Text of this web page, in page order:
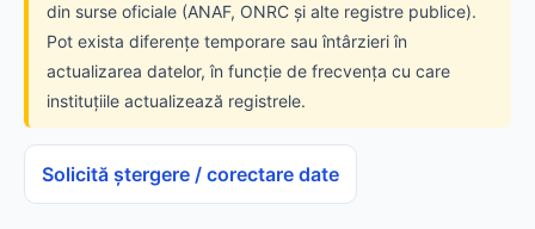
din surse oficiale (ANAF, ONRC și alte registre publice).
Pot exista diferențe temporare sau întârzieri în
actualizarea datelor, în funcție de frecvența cu care
instituțiile actualizează registrele.
Solicită ștergere / corectare date